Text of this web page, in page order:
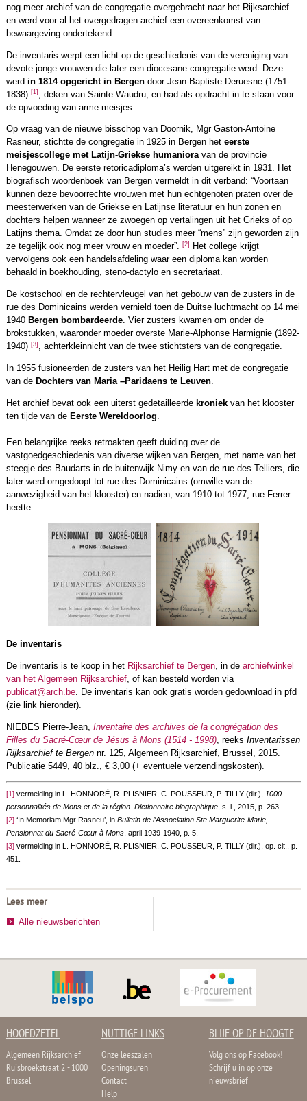
nog meer archief van de congregatie overgebracht naar het Rijksarchief
en werd voor al het overgedragen archief een overeenkomst van
bewaargeving ondertekend.
De inventaris werpt een licht op de geschiedenis van de vereniging van
devote jonge vrouwen die later een diocesane congregatie werd. Deze
werd in 1814 opgericht in Bergendoor Jean-Baptiste Deruesne (1751-
1838) [1]
, deken van Sainte-Waudru, en had als opdracht in te staan voor
de opvoeding van arme meisjes.
Op vraag van de nieuwe bisschop van Doornik, Mgr Gaston-Antoine
Rasneur, stichtte de congregatie in 1925 in Bergen het eerste
meisjescollege met Latijn-Griekse humanioravan de provincie
Henegouwen. De eerste retoricadiploma’s werden uitgereikt in 1931. Het
biografisch woordenboek van Bergen vermeldt in dit verband: “Voortaan
kunnen deze bevoorrechte vrouwen met hun echtgenoten praten over de
meesterwerken van de Griekse en Latijnse literatuur en hun zonen en
dochters helpen wanneer ze zwoegen op vertalingen uit het Grieks of op
Latijns thema. Omdat ze door hun studies meer “mens” zijn geworden zijn
ze tegelijk ook nog meer vrouw en moeder”. [2]
Het college krijgt
vervolgens ook een handelsafdeling waar een diploma kan worden
behaald in boekhouding, steno-dactylo en secretariaat.
De kostschool en de rechtervleugel van het gebouw van de zusters in de
rue des Dominicains werden vernield toen de Duitse luchtmacht op 14 mei
1940 Bergen bombardeerde. Vier zusters kwamen om onder de
brokstukken, waaronder moeder overste Marie-Alphonse Harmignie (1892-
1940) [3] , achterkleinnicht van de twee stichtsters van de congregatie.
In 1955 fusioneerden de zusters van het Heilig Hart met de congregatie
van de Dochters van Maria –Paridaens te Leuven.
Het archief bevat ook een uiterst gedetailleerde kroniekvan het klooster
ten tijde van de Eerste Wereldoorlog
Een belangrijke reeks retroakten geeft duiding over de
vastgoedgeschiedenis van diverse wijken van Bergen, met name van het
steegje des Baudarts in de buitenwijk Nimy en van de rue des Telliers, die
later werd omgedoopt tot rue des Dominicains (omwille van de
aanwezigheid van het klooster) en nadien, van 1910 tot 1977, rue Ferrer
heette.
De inventaris
De inventaris is te koop in het Rijksarchief te Bergen, in de archiefwinkel
van het Algemeen Rijksarchief, of kan besteld worden via
publicat@arch.be. De inventaris kan ook gratis worden gedownload in pfd
(zie link hieronder).
NIEBES Pierre-Jean, Inventaire des archives de la congrégation des
Filles du Sacré-Cœur de Jésus à Mons (1514 - 1998), reeks Inventarissen
Rijksarchief te Bergen nr. 125, Algemeen Rijksarchief, Brussel, 2015.
Publicatie 5449, 40 blz., € 3,00 (+ eventuele verzendingskosten).
[1]vermelding in L. HONNORÉ, R. PLISNIER, C. POUSSEUR, P. TILLY (dir.), 1000
personnalités de Mons et de la région. Dictionnaire biographique, s. l., 2015, p. 263.
[2]‘In Memoriam Mgr Rasneu’, in Bulletin de l’Association Ste Marguerite-Marie,
Pensionnat du Sacré-Cœur à Mons, april 1939-1940, p. 5.
[3]vermelding in L. HONNORÉ, R. PLISNIER, C. POUSSEUR, P. TILLY (dir.), op. cit., p.
451.
Lees meer
Alle nieuwsberichten
HOOFDZETEL
Algemeen Rijksarchief
Ruisbroekstraat 2 - 1000
Brussel
NUTTIGE LINKS
Onze leeszalen
Openingsuren
Contact
Help
BLIJF OP DE HOOGTE
Volg ons op Facebook!
Schrijf u in op onze
nieuwsbrief